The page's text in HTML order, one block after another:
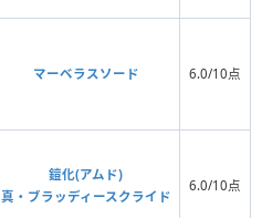
マーベラスソード 6.0/10点
鎧化(アムド)
真・ブラッディースクライド
6.0/10点